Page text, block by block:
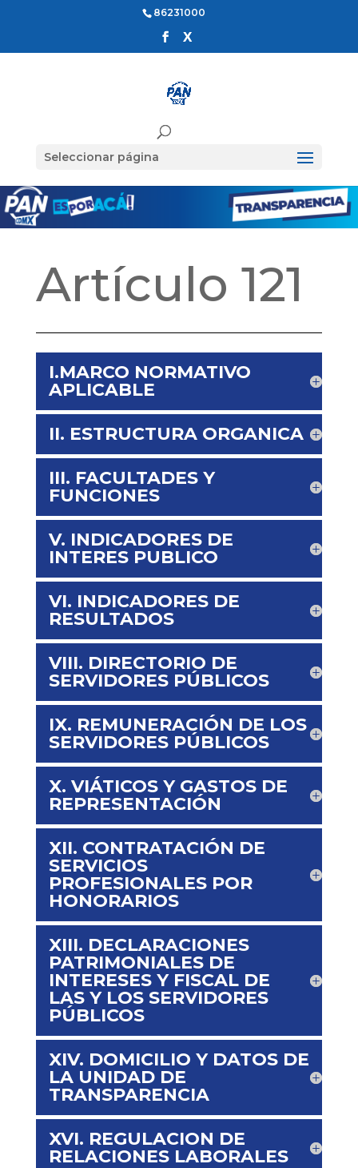
86231000
Seleccionar página
Artículo 121
I.MARCO NORMATIVO
APLICABLE
II. ESTRUCTURA ORGANICA
III. FACULTADES Y
FUNCIONES
V. INDICADORES DE
INTERES PUBLICO
VI. INDICADORES DE
RESULTADOS
VIII. DIRECTORIO DE
SERVIDORES PÚBLICOS
IX. REMUNERACIÓN DE LOS
SERVIDORES PÚBLICOS
X. VIÁTICOS Y GASTOS DE
REPRESENTACIÓN
XII. CONTRATACIÓN DE
SERVICIOS
PROFESIONALES POR
HONORARIOS
XIII. DECLARACIONES
PATRIMONIALES DE
INTERESES Y FISCAL DE
LAS Y LOS SERVIDORES
PÚBLICOS
XIV. DOMICILIO Y DATOS DE
LA UNIDAD DE
TRANSPARENCIA
XVI. REGULACION DE
RELACIONES LABORALES